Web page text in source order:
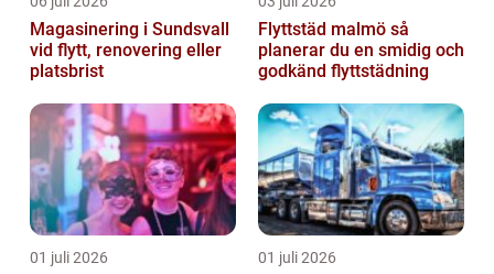
Magasinering i Sundsvall
vid flytt, renovering eller
platsbrist
Flyttstäd malmö så
planerar du en smidig och
godkänd flyttstädning
01 juli 2026 01 juli 2026